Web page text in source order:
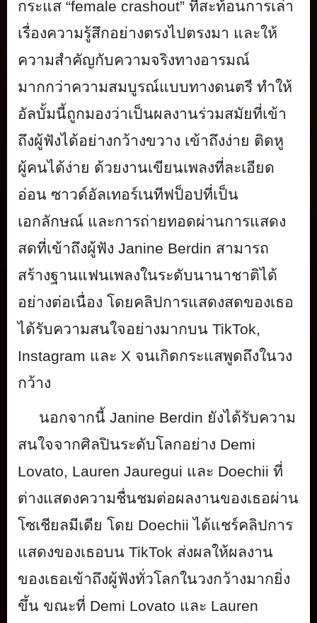
กระแส “female crashout” ที่สะท้อนการเล่า
เรื่องความรู้สึกอย่างตรงไปตรงมา และให้
ความสำคัญกับความจริงทางอารมณ์
มากกว่าความสมบูรณ์แบบทางดนตรี ทำให้
อัลบั้มนี้ถูกมองว่าเป็นผลงานร่วมสมัยที่เข้า
ถึงผู้ฟังได้อย่างกว้างขวาง เข้าถึงง่าย ติดหู
ผู้คนได้ง่าย ด้วยงานเขียนเพลงที่ละเอียด
อ่อน ซาวด์อัลเทอร์เนทีฟป็อปที่เป็น
เอกลักษณ์ และการถ่ายทอดผ่านการแสดง
สดที่เข้าถึงผู้ฟัง Janine Berdin สามารถ
สร้างฐานแฟนเพลงในระดับนานาชาติได้
อย่างต่อเนื่อง โดยคลิปการแสดงสดของเธอ
ได้รับความสนใจอย่างมากบน TikTok,
Instagram และ X จนเกิดกระแสพูดถึงในวง
กว้าง
นอกจากนี้ Janine Berdin ยังได้รับความ
สนใจจากศิลปินระดับโลกอย่าง Demi
Lovato, Lauren Jauregui และ Doechii ที่
ต่างแสดงความชื่นชมต่อผลงานของเธอผ่าน
โซเชียลมีเดีย โดย Doechiiได้แชร์คลิปการ
แสดงของเธอบน TikTok ส่งผลให้ผลงาน
ของเธอเข้าถึงผู้ฟังทั่วโลกในวงกว้างมากยิ่ง
ขึ้น ขณะที่ Demi Lovato และ Lauren